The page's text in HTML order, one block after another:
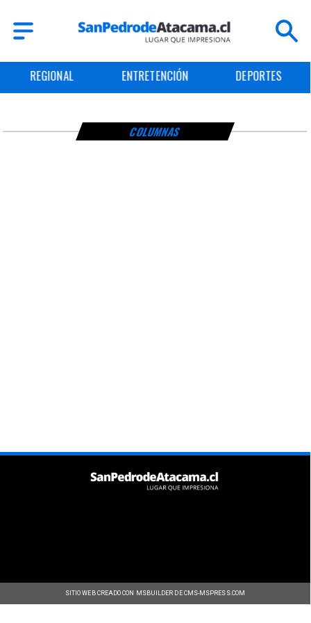
REGIONAL ENTRETENCIÓN DEPORTES
COLUMNAS
SITIO WEB CREADO CON MSBUILDER DE CMS-MSPRESS.COM